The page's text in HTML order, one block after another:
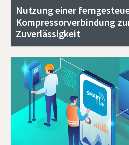
Nutzung einer
Kompressorverbindung
Zuverlässigkeit